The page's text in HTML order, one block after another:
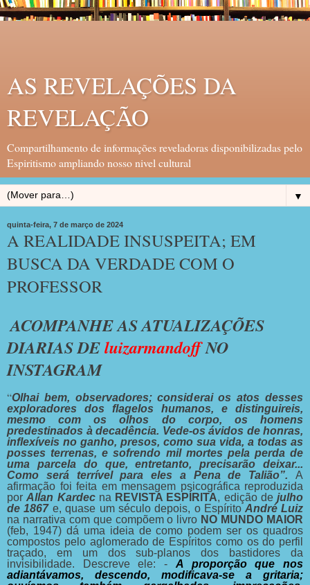
AS REVELAÇÕES DA
REVELAÇÃO
Compartilhamento de informações reveladoras disponibilizadas pelo
Espiritismo ampliando nosso nivel cultural
▼
quinta-feira, 7 de março de 2024
A REALIDADE INSUSPEITA; EM
BUSCA DA VERDADE COM O
PROFESSOR
ACOMPANHE AS ATUALIZAÇÕES
DIARIAS DEluizarmandoffNO
INSTAGRAM
“Olhai bem, observadores; considerai os atos desses
exploradores dos flagelos humanos, e distinguireis,
mesmo com os olhos do corpo, os homens
predestinados à decadência. Vede-os ávidos de honras,
inflexíveis no ganho, presos, como sua vida, a todas as
posses terrenas, e sofrendo mil mortes pela perda de
uma parcela do que, entretanto, precisarão deixar...
Como será terrível para eles a Pena de Talião”. A
afirmação foi feita em mensagem psicográfica reproduzida
porAllan Kardecna REVISTA ESPÍRITA, edição de julho
de 1867 e, quase um século depois, o Espírito André Luiz
na narrativa com que compõem o livro NO MUNDO MAIOR
(feb, 1947) dá uma ideia de como podem ser os quadros
compostos pelo aglomerado de Espíritos como os do perfil
traçado, em um dos sub-planos dos bastidores da
invisibilidade. Descreve ele: - A proporção que nos
adiantávamos, descendo, modificava-se a gritaria;